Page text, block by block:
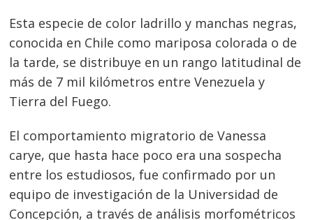
Esta especie de color ladrillo y manchas negras,
conocida en Chile como mariposa colorada o de
la tarde, se distribuye en un rango latitudinal de
más de 7 mil kilómetros entre Venezuela y
Tierra del Fuego.
El comportamiento migratorio de Vanessa
carye, que hasta hace poco era una sospecha
entre los estudiosos, fue confirmado por un
equipo de investigación de la Universidad de
Concepción, a través de análisis morfométricos